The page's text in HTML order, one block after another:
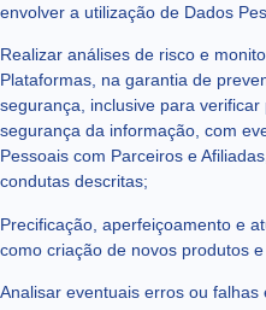
envolver a utilização de Dados
Realizar análises de risco e
Plataformas, na garantia de
segurança, inclusive para
segurança da informação, com
Pessoais com Parceiros e
condutas descritas;
Precificação, aperfeiçoamento e
como criação de novos produtos
Analisar eventuais erros ou falhas